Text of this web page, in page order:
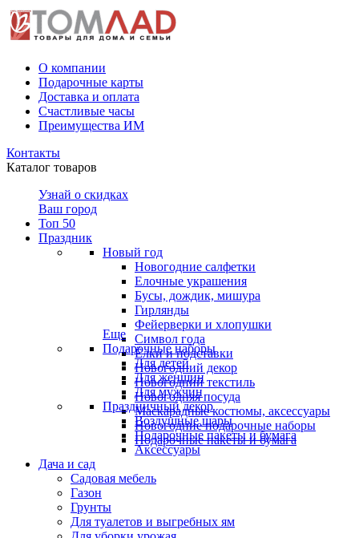
О компании
Подарочные карты
Доставка и оплата
Счастливые часы
Преимущества ИМ
Контакты
Каталог товаров
Узнай о скидках
Ваш город
Топ 50
Праздник
Новый год
Новогодние салфетки
Елочные украшения
Бусы, дождик, мишура
Гирлянды
Фейерверки и хлопушки
Символ года
Ёлки и подставки
Новогодний декор
Новогодний текстиль
Новогодняя посуда
Маскарадные костюмы, аксессуары
Новогодние подарочные наборы
Подарочные пакеты и бумага
Еще
Подарочные наборы
Для детей
Для женщин
Для мужчин
Праздничный декор
Воздушные шары
Подарочные пакеты и бумага
Аксессуары
Дача и сад
Садовая мебель
Газон
Грунты
Для туалетов и выгребных ям